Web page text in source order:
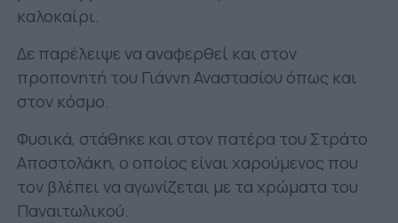
καλοκαίρι.
Δε παρέλειψε να αναφερθεί και στον
προπονητή του Γιάννη Αναστασίου όπως και
στον κόσμο.
Φυσικά, στάθηκε και στον πατέρα του Στράτο
Αποστολάκη, ο οποίος είναι χαρούμενος που
τον βλέπει να αγωνίζεται με τα χρώματα του
Παναιτωλικού.